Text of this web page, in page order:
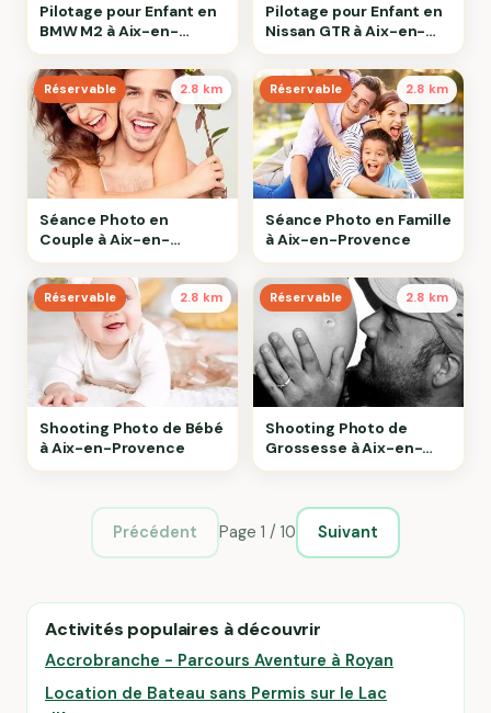
Pilotage pour Enfant en
BMW M2 à Aix-en-
Provence
Pilotage pour Enfant en
Nissan GTR à Aix-en-
Provence
Réservable 2.8 km
Séance Photo en
Couple à Aix-en-
Provence
Réservable 2.8 km
Séance Photo en Famille
à Aix-en-Provence
Réservable 2.8 km
Shooting Photo de Bébé
à Aix-en-Provence
Réservable 2.8 km
Shooting Photo de
Grossesse à Aix-en-
Provence
Précédent Page 1 / 10 Suivant
Activités populaires à découvrir
Accrobranche - Parcours Aventure à Royan
Location de Bateau sans Permis sur le Lac